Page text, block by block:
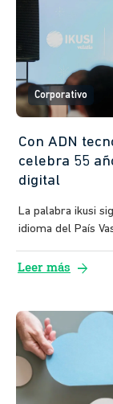
Corporativo
Con ADN
celebra 55
digital
La palabra ikusi
idioma del País
Leer más arrow_forward